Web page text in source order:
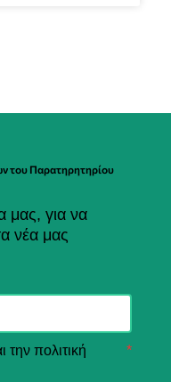
του Παρατηρητηρίου
μας, για να
νέα μας
την πολιτική
*